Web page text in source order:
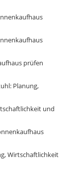
prüfen
Planung,
und
Wirtschaftlichkeit